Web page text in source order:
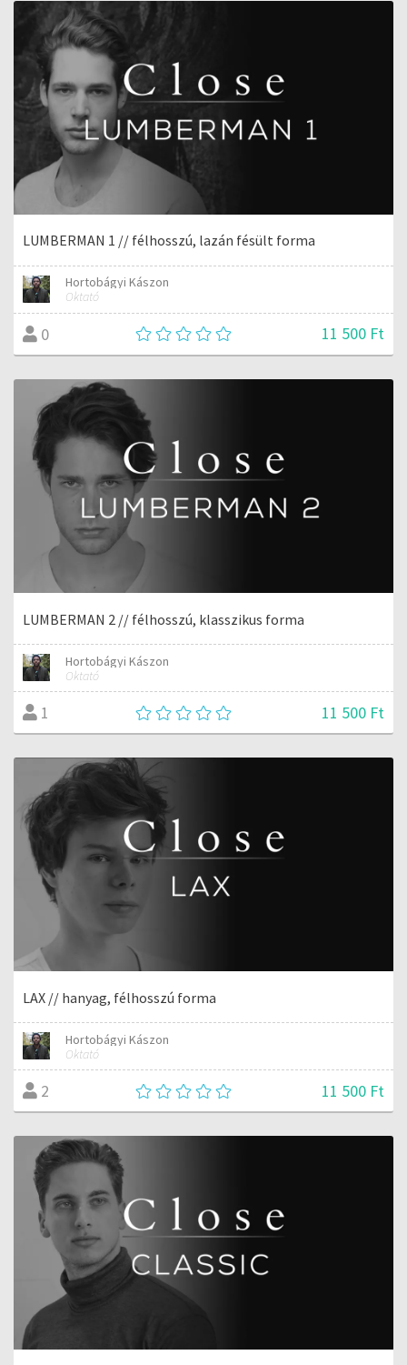
LUMBERMAN 1 // félhosszú, lazán fésült forma
Hortobágyi Kászon
Oktató
0 11 500 Ft
LUMBERMAN 2 // félhosszú, klasszikus forma
Hortobágyi Kászon
Oktató
1 11 500 Ft
LAX // hanyag, félhosszú forma
Hortobágyi Kászon
Oktató
2 11 500 Ft